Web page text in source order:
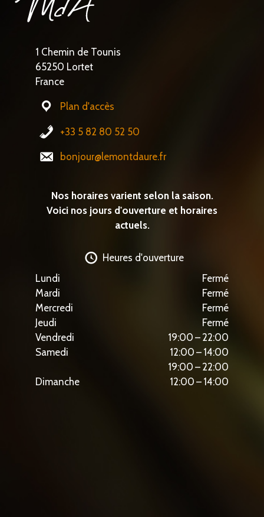
1 Chemin de Tounis
65250 Lortet
France
Plan d'accès
+33 5 82 80 52 50
bonjour@lemontdaure.fr
Nos horaires varient selon la saison.
Voici nos jours d'ouverture et horaires
actuels.
Heures d'ouverture
Lundi
Fermé
Mardi
Fermé
Mercredi
Fermé
Jeudi
Fermé
Vendredi
19:00 – 22:00
Samedi
12:00 – 14:00
19:00 – 22:00
Dimanche
12:00 – 14:00